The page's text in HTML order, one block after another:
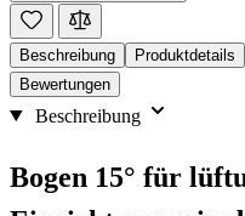
Beschreibung Produktdetails
Bewertungen
Beschreibung
Bogen 15° für